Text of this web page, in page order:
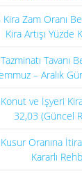
Zam Oranı
Kira Artışı Yüzde
Tavanı
– Aralık
ve İşyeri
32,03 (Güncel
Oranına
Kararlı